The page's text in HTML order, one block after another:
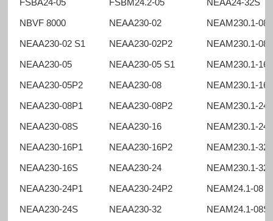
FSBA24-05
FSBM24.2-05
NEAA24-32S
NBVF 8000
NEAA230-02
NEAM230.1-08
NEAA230-02 S1
NEAA230-02P2
NEAM230.1-
NEAA230-05
NEAA230-05 S1
NEAM230.1-16
NEAA230-05P2
NEAA230-08
NEAM230.1-
NEAA230-08P1
NEAA230-08P2
NEAM230.1-24
NEAA230-08S
NEAA230-16
NEAM230.1-
NEAA230-16P1
NEAA230-16P2
NEAM230.1-32
NEAA230-16S
NEAA230-24
NEAM230.1-
NEAA230-24P1
NEAA230-24P2
NEAM24.1-08
NEAA230-24S
NEAA230-32
NEAM24.1-08S